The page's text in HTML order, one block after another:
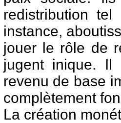
redistribution
instance,
jouer le rôle de
jugent inique. Il
revenu de base
complètement
La création